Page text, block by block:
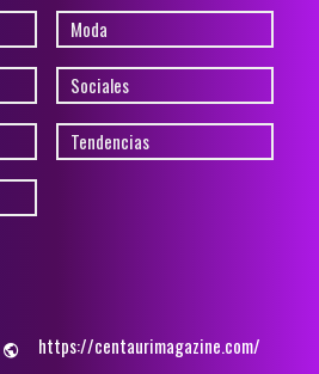
Moda
Sociales
Tendencias
https://centaurimagazine.com/